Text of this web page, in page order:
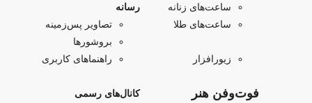
ساعت‌های زنانه
ساعت‌های طلا
زیورافزار
فو‌‌ت‌وفن هنر
رسانه
تصاویر پس‌زمینه
بروشورها
راهنماهای کاربری
کانال‌های رسمی